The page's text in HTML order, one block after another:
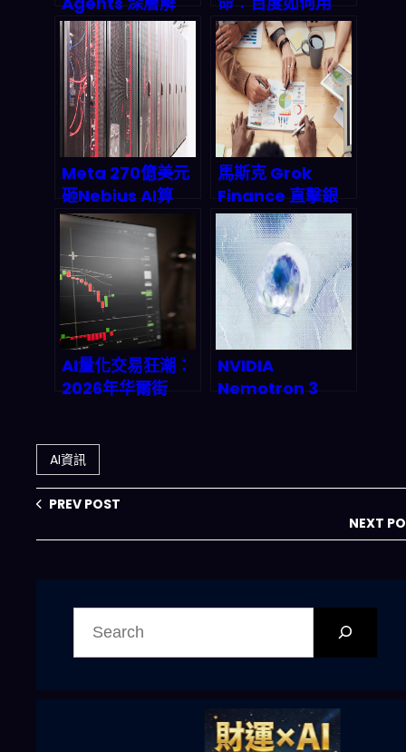
析：從搜尋框到萬
用助手的產業巨
變，2026年智能
代理市場誰能為
王？
OpenClaw 把 AI
自動化變成一鍵開
箱？
Meta 270億美元
砸Nebius AI算
力！Nvidia Vera
Rubin 2027首批
部署啟動，誰將主
宰AI基礎建設霸
權？
馬斯克 Grok
Finance 直擊銀
行貸款業！AI語言
模型結合強化學
習，如何在2027
年重塑金融風險模
型與自動交易？
AI量化交易狂潮：
2026年华爾街
NVIDIA
Nemotron 3
AI資訊
PREV POST
NEXT